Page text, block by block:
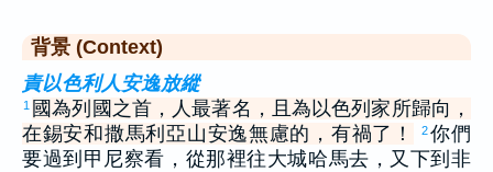
背景 (Context)
責以色利人安逸放縱
1 國為列國之首，人最著名，且為以色列家所歸向，
在錫安和撒馬利亞山安逸無慮的，有禍了！
2 你們
要過到甲尼察看，從那裡往大城哈馬去，又下到非